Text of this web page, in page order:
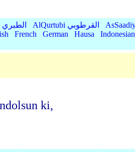
AtTabariy الطبري AlQurtubi القرطوبي
French German Hausa Indonesian
ki,